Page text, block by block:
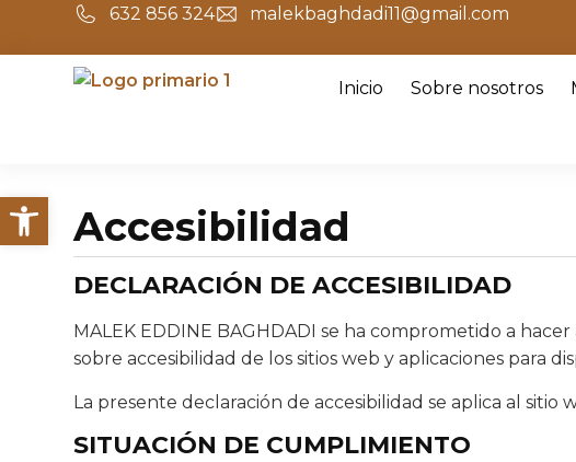
632 856 324 malekbaghdadi11@gmail.com
Inicio Sobre nosotros
Accesibilidad
DECLARACIÓN DE ACCESIBILIDAD
MALEK EDDINE BAGHDADI se ha comprometido a
sobre accesibilidad de los sitios web y aplicaciones para
La presente declaración de accesibilidad se aplica al sitio
SITUACIÓN DE CUMPLIMIENTO
Abrir barra de herramientas